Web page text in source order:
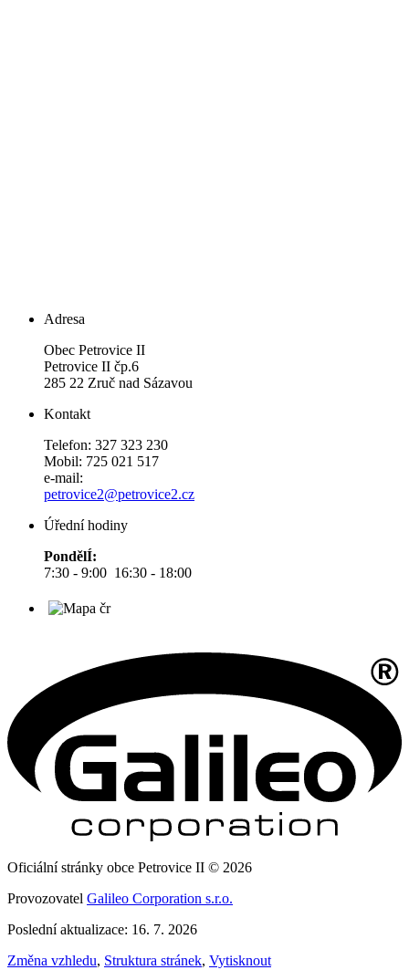
Adresa
Obec Petrovice II
Petrovice II čp.6
285 22 Zruč nad Sázavou
Kontakt
Telefon: 327 323 230
Mobil: 725 021 517
e-mail:
petrovice2@petrovice2.cz
Úřední hodiny
PondělÍ:
7:30 - 9:00 16:30 - 18:00
Oficiální stránky obce Petrovice II © 2026
Provozovatel Galileo Corporation s.r.o.
Poslední aktualizace: 16. 7. 2026
Změna vzhledu, Struktura stránek, Vytisknout